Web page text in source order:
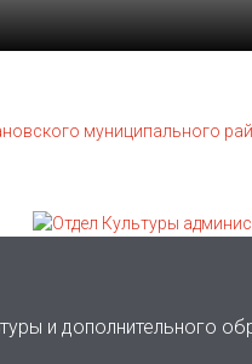
и дополнительного